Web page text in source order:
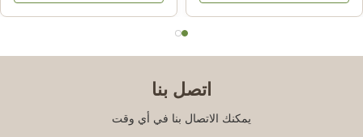
اتصل بنا
يمكنك الاتصال بنا في أي وقت